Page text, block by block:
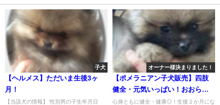
子犬
【ヘルメス】ただいま生後3ヶ
月！
【当該犬の情報】 性別男の子生年月日
オーナー様決まりました！
【ポメラニアン子犬販売】四肢
健全・元気いっぱい！おおらか
で優しい甘えんぼさんの男の子
心身ともに健全・健康◎！生後２か月にな